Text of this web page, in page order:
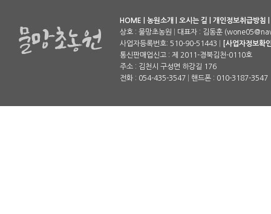
HOME 농원소개 오시는 길 개인정보취급방침
상호 : 물망초농원
대표자 : 김동훈
사업자등록번호: 510-90-51443
[사업자정보확
통신판매업신고 : 제 2011-경북김천-0110호
주소 : 김천시 구성면 하강길 176
전화 : 054-435-3547
핸드폰 : 010-3187-3547